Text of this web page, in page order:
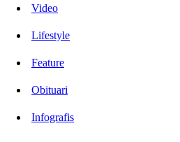
Video
Lifestyle
Feature
Obituari
Infografis